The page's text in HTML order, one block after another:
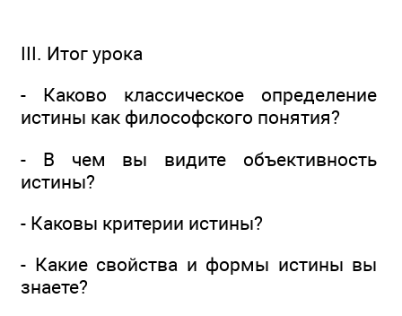
III. Итог урока
- Каково классическое определение
истины как философского понятия?
- В чем вы видите объективность
истины?
- Каковы критерии истины?
- Какие свойства и формы истины вы
знаете?